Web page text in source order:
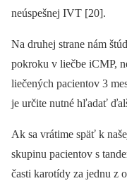
neúspešnej IVT [20].
Na druhej strane nám
pokroku v liečbe iCMP,
liečených pacientov 3
je určite nutné hľadať
Ak sa vrátime späť k
skupinu pacientov s
časti karotídy za jednu z